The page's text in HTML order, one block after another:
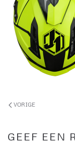
VORIGE
GEEF EEN